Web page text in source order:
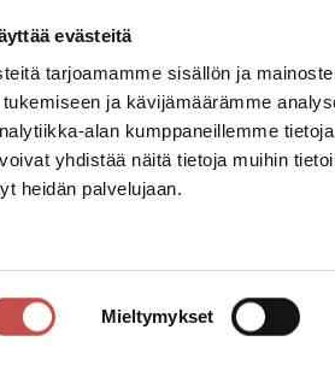
evästeitä
tarjoamamme sisällön ja
ja kävijämäärämme
alan kumppaneillemme
yhdistää näitä tietoja muihin
heidän palvelujaan.
Mieltymykset
Palautelomake
Saavutettavuusseloste
Tietosuoja